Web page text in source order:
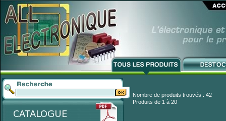
Nombre de produits trouvés : 42
Produits de 1 à 20